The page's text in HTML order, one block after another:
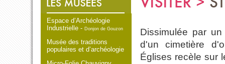
Espace d’Archéologie
Industrielle -Donjon de Gouzon
Musée des traditions
populaires et d’archéologie
Dissimulée par
d'un cimetière
Églises recèle sur